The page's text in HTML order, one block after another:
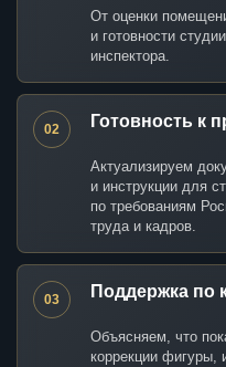
От оценки
и готовности
инспектора.
02 Готовность к
Актуализируем
и инструкции для
по требованиям
труда и кадров.
03 Поддержка по
Объясняем, что
коррекции фигуры,